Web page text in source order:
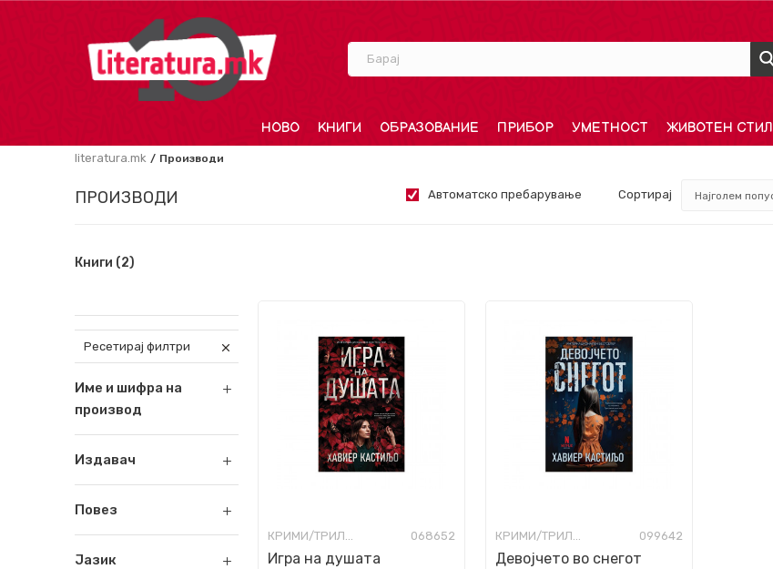
Барај
НОВО КНИГИ ОБРАЗОВАНИЕ ПРИБОР УМЕТНОСТ ЖИВОТЕН СТИЛ
literatura.mk Производи
ПРОИЗВОДИ Автоматско пребарување Сортирај
Книги (2)
Ресетирај филтри
Име и шифра на
производ
Издавач
Повез
Јазик
КРИМИ/ТРИЛЕР 068652
Игра на душата
КРИМИ/ТРИЛЕР 099642
Девојчето во снегот